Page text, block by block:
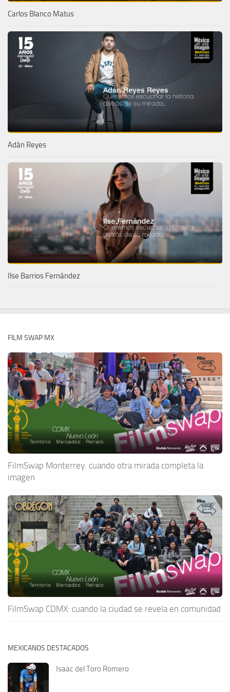
Carlos Blanco Matus
Adán Reyes
Ilse Barrios Fernández
FILM SWAP MX
FilmSwap Monterrey: cuando otra mirada completa la
imagen
FilmSwap CDMX: cuando la ciudad se revela en comunidad
MEXICANOS DESTACADOS
Isaac del Toro Romero